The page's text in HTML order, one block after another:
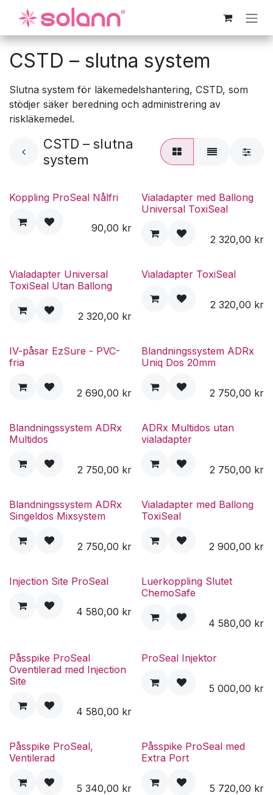
Hoppa till innehåll
CSTD – slutna system
Slutna system för läkemedelshantering, CSTD, som
stödjer säker beredning och administrering av
riskläkemedel.
CSTD – slutna
system
Koppling ProSeal Nålfri
90,00 kr
Vialadapter med Ballong
Universal ToxiSeal
2 320,00 kr
Vialadapter Universal
ToxiSeal Utan Ballong
2 320,00 kr
Vialadapter ToxiSeal
2 320,00 kr
IV-påsar EzSure - PVC-
fria
2 690,00 kr
Blandningssystem ADRx
Uniq Dos 20mm
2 750,00 kr
Blandningssystem ADRx
Multidos
2 750,00 kr
ADRx Multidos utan
vialadapter
2 750,00 kr
Blandningssystem ADRx
Singeldos Mixsystem
2 750,00 kr
Vialadapter med Ballong
ToxiSeal
2 900,00 kr
Injection Site ProSeal
4 580,00 kr
Luerkoppling Slutet
ChemoSafe
4 580,00 kr
Påsspike ProSeal
Oventilerad med Injection
Site
4 580,00 kr
ProSeal Injektor
5 000,00 kr
Påsspike ProSeal,
Ventilerad
5 340,00 kr
Påsspike ProSeal med
Extra Port
5 720,00 kr